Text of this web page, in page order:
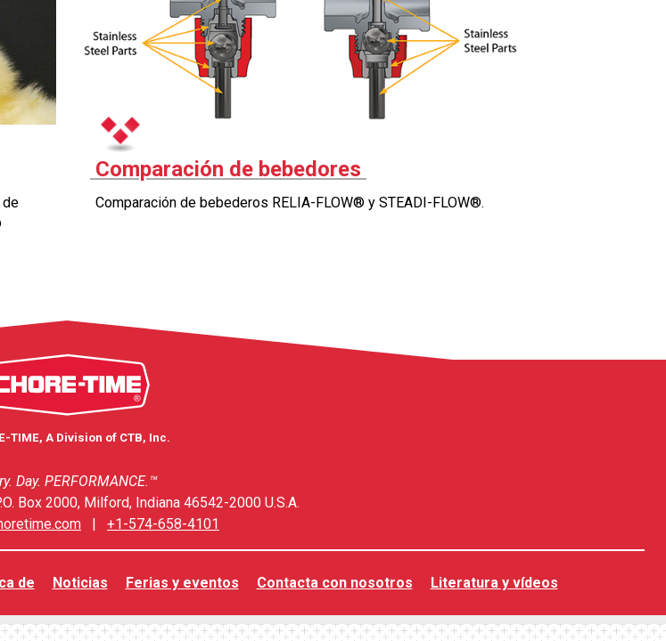
de
Comparación de bebedores
Comparación de bebederos RELIA-FLOW® y STEADI-FLOW®.
TIME, A Division of CTB, Inc.
Day. PERFORMANCE.™
Box 2000, Milford, Indiana 46542-2000 U.S.A.
+1-574-658-4101
de Noticias Ferias y eventos Contacta con nosotros Literatura y vídeos